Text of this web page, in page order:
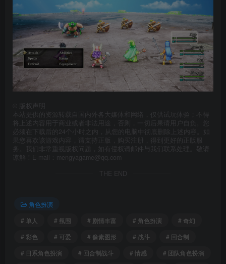
版权声明
本站提供的资源转载自国内外各大媒体和网络，仅供试玩体验；不得
将上述内容用于商业或者非法用途，否则，一切后果请用户自负。您
必须在下载后的24个小时之内，从您的电脑中彻底删除上述内容。如
果您喜欢该游戏内容，请支持正版，购买注册，得到更好的正版服
务。我们非常重视版权问题，如有侵权请邮件与我们联系处理。敬请
谅解！E-mail：mengyagame@qq.com
THE END
角色扮演
# 单人
# 氛围 # 剧情丰富 # 角色扮演
# 奇幻
# 彩色
# 可爱 # 像素图形 # 战斗
# 回合制
# 日系角色扮演
# 回合制战斗 # 情感
# 团队角色扮演